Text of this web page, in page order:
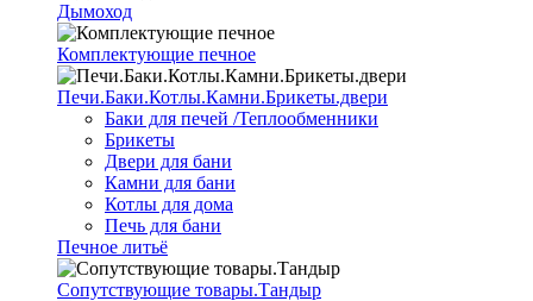
Дымоход
Комплектующие печное
Печи.Баки.Котлы.Камни.Брикеты.двери
Баки для печей /Теплообменники
Брикеты
Двери для бани
Камни для бани
Котлы для дома
Печь для бани
Печное литьё
Сопутствующие товары.Тандыр